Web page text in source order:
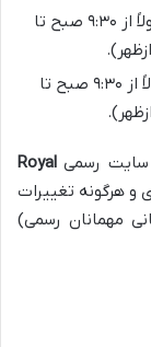
ساعات کاری معمولاً از ۹:۳۰ صبح تا
ساعات کاری معمولاً از ۹:۳۰ صبح تا
سایت رسمی Royal
و هرگونه تغییرات
مهمانان رسمی)